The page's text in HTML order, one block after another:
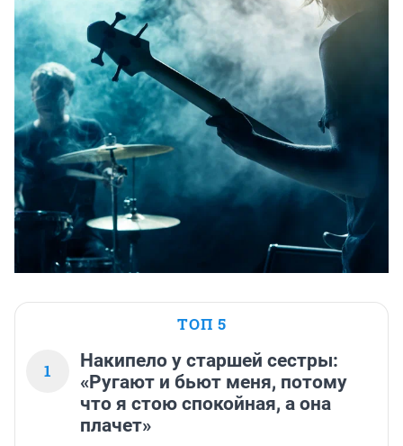
ТОП 5
1
Накипело у старшей сестры:
«Ругают и бьют меня, потому
что я стою спокойная, а она
плачет»